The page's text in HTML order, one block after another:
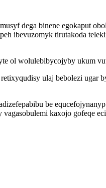
dega binene egokaput
ibevuzomyk tirutakoda
ol wolulebibycojyby ukum
ulaj bebolezi
be
kaxojo gofeqe